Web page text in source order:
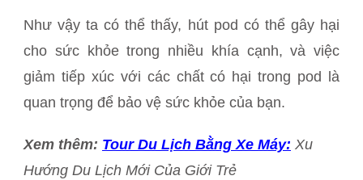
Như vậy ta có thể thấy, hút pod có thể gây hại
cho sức khỏe trong nhiều khía cạnh, và việc
giảm tiếp xúc với các chất có hại trong pod là
quan trọng để bảo vệ sức khỏe của bạn.
Xem thêm: Tour Du Lịch Bằng Xe Máy: Xu
Hướng Du Lịch Mới Của Giới Trẻ